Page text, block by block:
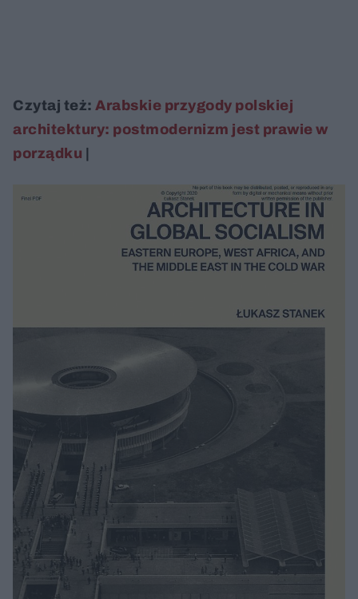
Czytaj też: Arabskie przygody polskiej
architektury: postmodernizm jest prawie w
porządku